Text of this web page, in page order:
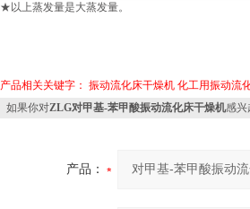
★以上蒸发量是大蒸发量。
产品相关关键字： 振动流化床干燥机 化工用振动流
如果你对ZLG对甲基-苯甲酸振动流化床干燥机感兴
产品：